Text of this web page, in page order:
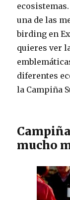
una de las
birding en
quieres ver
diferentes
la Campiña
mucho